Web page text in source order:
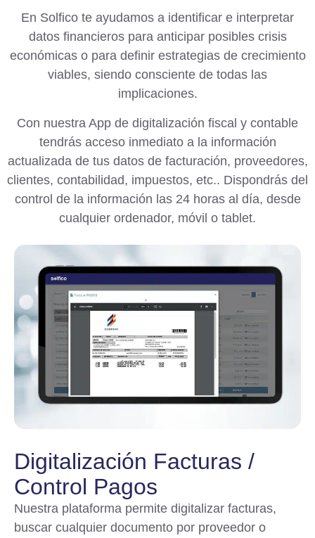
En Solfico te ayudamos a identificar e interpretar
datos financieros para anticipar posibles crisis
económicas o para definir estrategias de crecimiento
viables, siendo consciente de todas las
implicaciones.
Con nuestra App de digitalización fiscal y contable
tendrás acceso inmediato a la información
actualizada de tus datos de facturación, proveedores,
clientes, contabilidad, impuestos, etc.. Dispondrás del
control de la información las 24 horas al día, desde
cualquier ordenador, móvil o tablet.
Digitalización Facturas /
Control Pagos
Nuestra plataforma permite digitalizar facturas,
buscar cualquier documento por proveedor o